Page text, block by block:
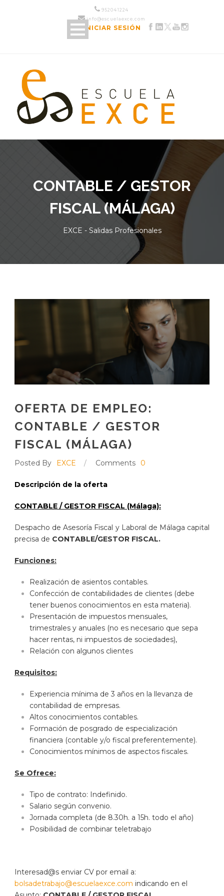
952 04 12 24
info@escuelaexce.com
INICIAR SESIÓN
CONTABLE / GESTOR
FISCAL (MÁLAGA)
EXCE - Salidas Profesionales
OFERTA DE EMPLEO:
CONTABLE / GESTOR
FISCAL (MÁLAGA)
Posted By EXCE / Comments 0
Descripción de la oferta
CONTABLE / GESTOR FISCAL (Málaga):
Despacho de Asesoría Fiscal y Laboral de Málaga capital
precisa de CONTABLE/GESTOR FISCAL.
Funciones:
Realización de asientos contables.
Confección de contabilidades de clientes (debe
tener buenos conocimientos en esta materia).
Presentación de impuestos mensuales,
trimestrales y anuales (no es necesario que sepa
hacer rentas, ni impuestos de sociedades),
Relación con algunos clientes
Requisitos:
Experiencia mínima de 3 años en la llevanza de
contabilidad de empresas.
Altos conocimientos contables.
Formación de posgrado de especialización
financiera (contable y/o fiscal preferentemente).
Conocimientos mínimos de aspectos fiscales.
Se Ofrece:
Tipo de contrato: Indefinido.
Salario según convenio.
Jornada completa (de 8.30h. a 15h. todo el año)
Posibilidad de combinar teletrabajo
Interesad@s enviar CV por email a:
bolsadetrabajo@escuelaexce.com indicando en el